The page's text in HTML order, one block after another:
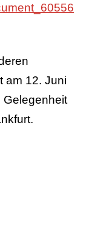
am 12. Juni
Gelegenheit